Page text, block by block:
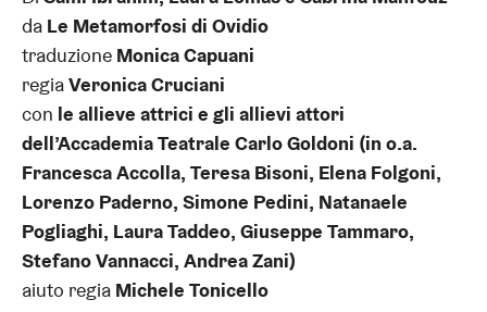
da Le Metamorfosi di Ovidio
traduzione Monica Capuani
regiaVeronica Cruciani
con le allieve attrici e gli allievi attori
dell’Accademia Teatrale Carlo Goldoni (in o.a.
Francesca Accolla, Teresa Bisoni, Elena Folgoni,
Lorenzo Paderno, Simone Pedini, Natanaele
Pogliaghi, Laura Taddeo, Giuseppe Tammaro,
Stefano Vannacci, Andrea Zani)
aiuto regia Michele Tonicello